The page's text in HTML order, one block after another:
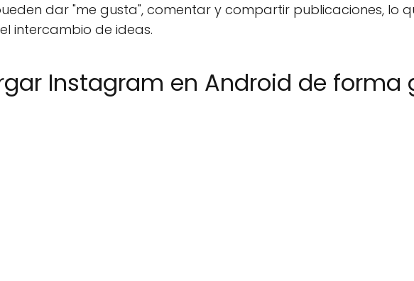
dar "me gusta", comentar y compartir publicaciones, lo
intercambio de ideas.
Instagram en Android de forma